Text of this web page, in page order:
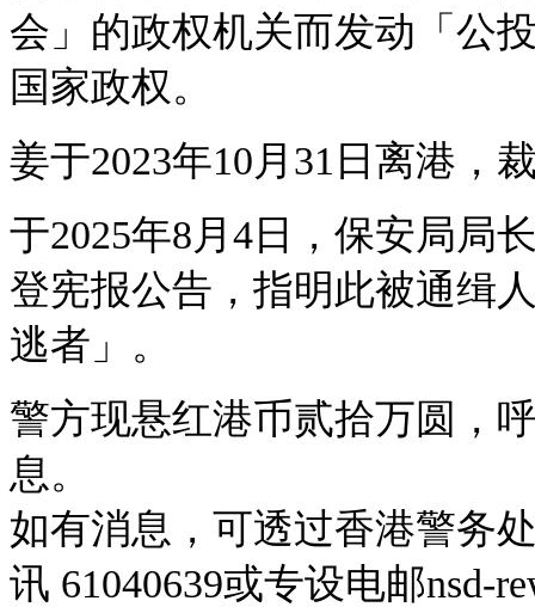
会」的政权机关而发动「公
国家政权。
姜于2023年10月31日离港，
于2025年8月4日，保安局局
登宪报公告，指明此被通缉
逃者」。
警方现悬红港币贰拾万圆，
息。
如有消息，可透过香港警务
讯 61040639或专设电邮nsd-